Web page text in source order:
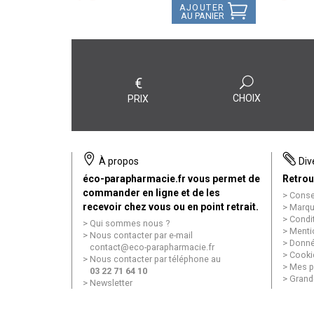
AJOUTER
AU PANIER
€
PRIX CHOIX
À propos
éco-parapharmacie.fr vous permet de
commander en ligne et de les
recevoir chez vous ou en point retrait.
Qui sommes nous ?
Nous contacter par e-mail
contact@eco-parapharmacie.fr
Nous contacter par téléphone au
03 22 71 64 10
Newsletter
Mes